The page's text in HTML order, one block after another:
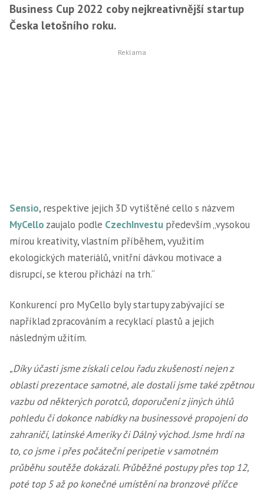
Business Cup 2022 coby nejkreativnější startup
Česka letošního roku.
Sensio, respektive jejich 3D vytištěné cello s názvem
MyCello zaujalo podle CzechInvestu především „vysokou
mírou kreativity, vlastním příběhem, využitím
ekologických materiálů, vnitřní dávkou motivace a
disrupcí, se kterou přichází na trh.“
Konkurencí pro MyCello byly startupy zabývající se
například zpracováním a recyklací plastů a jejich
následným užitím.
„Díky účasti jsme získali celou řadu zkušeností nejen z
oblasti prezentace samotné, ale dostali jsme také zpětnou
vazbu od některých porotců, doporučení z jiných úhlů
pohledu či dokonce nabídky na businessové propojení do
zahraničí, latinské Ameriky či Dálný východ. Jsme hrdí na
to, co jsme i přes počáteční peripetie v samotném
průběhu soutěže dokázali. Průběžné postupy přes top 12,
poté top 5 až po konečné umístění na bronzové příčce